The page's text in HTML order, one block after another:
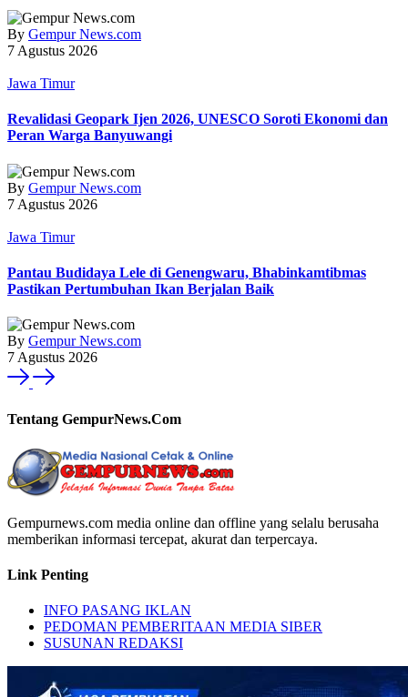
By Gempur News.com
7 Agustus 2026
Jawa Timur
Revalidasi Geopark Ijen 2026, UNESCO Soroti Ekonomi dan
Peran Warga Banyuwangi
By Gempur News.com
7 Agustus 2026
Jawa Timur
Pantau Budidaya Lele di Genengwaru, Bhabinkamtibmas
Pastikan Pertumbuhan Ikan Berjalan Baik
By Gempur News.com
7 Agustus 2026
Tentang GempurNews.Com
Gempurnews.com media online dan offline yang selalu berusaha
memberikan informasi tercepat, akurat dan terpercaya.
Link Penting
INFO PASANG IKLAN
PEDOMAN PEMBERITAAN MEDIA SIBER
SUSUNAN REDAKSI